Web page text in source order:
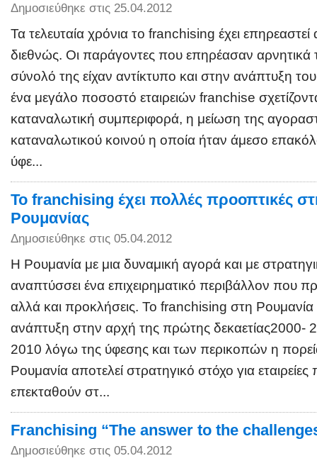
Δημοσιεύθηκε στις 25.04.2012
Τα τελευταία χρόνια το franchising έχει
διεθνώς. Οι παράγοντες που επηρέασαν αρνητικά
σύνολό της είχαν αντίκτυπο και στην ανάπτυξη
ένα μεγάλο ποσοστό εταιρειών franchise
καταναλωτική συμπεριφορά, η μείωση της
καταναλωτικού κοινού η οποία ήταν άμεσο
ύφε...
To franchising έχει πολλές προοπτικές
Ρουμανίας
Δημοσιεύθηκε στις 05.04.2012
Η Ρουμανία με μια δυναμική αγορά και με
αναπτύσσει ένα επιχειρηματικό περιβάλλον που
αλλά και προκλήσεις. Το franchising στη
ανάπτυξη στην αρχή της πρώτης δεκαετίας2000-
2010 λόγω της ύφεσης και των περικοπών η
Ρουμανία αποτελεί στρατηγικό στόχο για
επεκταθούν στ...
Franchising “The answer to the
Δημοσιεύθηκε στις 05.04.2012